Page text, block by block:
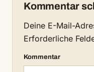
Kommentar
Deine E-Mail-
Erforderliche
Kommentar